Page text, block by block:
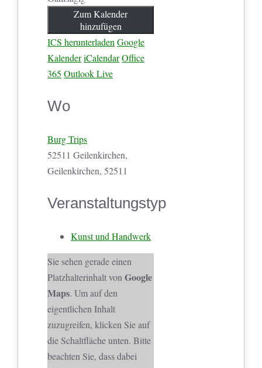
Zum Kalender
hinzufügen
ICS herunterladen Google
KalenderiCalendarOffice
365 Outlook Live
Wo
Burg Trips
52511 Geilenkirchen,
Geilenkirchen, 52511
Veranstaltungstyp
Kunst und Handwerk
Sie sehen gerade einen
Platzhalterinhalt vonGoogle
Maps. Um auf den
eigentlichen Inhalt
zuzugreifen, klicken Sie auf
die Schaltfläche unten. Bitte
beachten Sie, dass dabei